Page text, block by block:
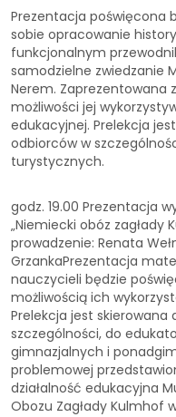
Prezentacja poświęcona
sobie opracowanie
funkcjonalnym
samodzielne zwiedzanie
Nerem. Zaprezentowana
możliwości jej
edukacyjnej. Prelekcja
odbiorców w
turystycznych.
godz. 19.00 Prezentacja
„Niemiecki obóz zagłady
prowadzenie: Renata
GrzankaPrezentacja
nauczycieli będzie
możliwością ich
Prelekcja jest
szczególności, do
gimnazjalnych i
problemowej
działalność edukacyjna
Obozu Zagłady Kulmhof